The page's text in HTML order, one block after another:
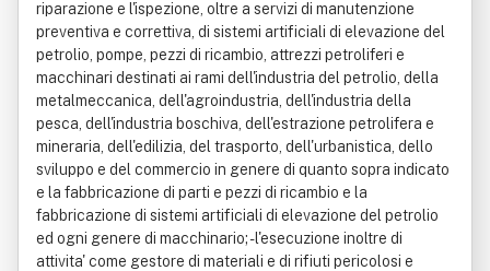
riparazione e l'ispezione, oltre a servizi di manutenzione
preventiva e correttiva, di sistemi artificiali di elevazione del
petrolio, pompe, pezzi di ricambio, attrezzi petroliferi e
macchinari destinati ai rami dell'industria del petrolio, della
metalmeccanica, dell'agroindustria, dell'industria della
pesca, dell'industria boschiva, dell'estrazione petrolifera e
mineraria, dell'edilizia, del trasporto, dell'urbanistica, dello
sviluppo e del commercio in genere di quanto sopra indicato
e la fabbricazione di parti e pezzi di ricambio e la
fabbricazione di sistemi artificiali di elevazione del petrolio
ed ogni genere di macchinario; - l'esecuzione inoltre di
attivita' come gestore di materiali e di rifiuti pericolosi e